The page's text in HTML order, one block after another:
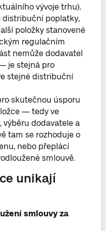
vývoje trhu).
distribuční poplatky,
položky stanovené
regulačním
nemůže dodavatel
je stejná pro
stejné distribuční
skutečnou úsporu
— tedy ve
výběru dodavatele a
tam se rozhoduje o
nebo přeplácí
smlouvě.
unikají
smlouvy za